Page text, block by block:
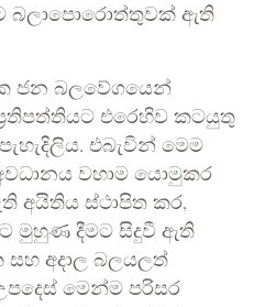
බලාපොරොත්තුවක් ඇති
ජන බලවේගයෙන්
එරෙහිව කටයුතු
එබැවින් මෙම
වහාම යොමුකර
අයිතිය ස්ථාපිත කර,
මුහුණ දීමට සිදුවී ඇති
සහ අදාල බලයලත්
මෙන්ම පරිසර